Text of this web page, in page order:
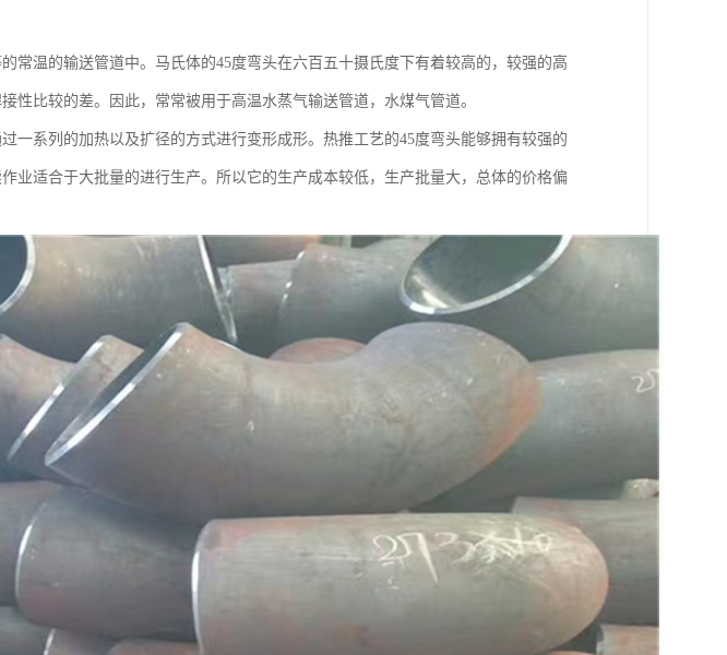
常温的输送管道中。马氏体的45度弯头在六百五十摄氏度下有着较高的，较强的高
性比较的差。因此，常常被用于高温水蒸气输送管道，水煤气管道。
一系列的加热以及扩径的方式进行变形成形。热推工艺的45度弯头能够拥有较强的
业适合于大批量的进行生产。所以它的生产成本较低，生产批量大，总体的价格偏